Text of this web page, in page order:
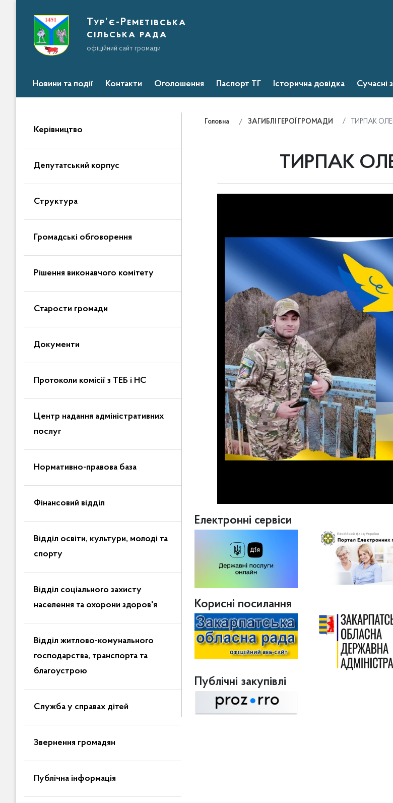
Тур’є-Реметівська
сільська рада
офіційний сайт громади
Новини та події Контакти Оголошення Паспорт ТГ Історична довідка Сучасні
Керівництво
Депутатський корпус
Структура
Громадські обговорення
Рішення виконавчого комітету
Старости громади
Документи
Протоколи комісії з ТЕБ і НС
Центр надання адміністративних
послуг
Нормативно-правова база
Фінансовий відділ
Відділ освіти, культури, молоді та
спорту
Відділ соціального захисту
населення та охорони здоров'я
Відділ житлово-комунального
господарства, транспорта та
благоустрою
Служба у справах дітей
Звернення громадян
Публічна інформація
Головна ЗАГИБЛІ ГЕРОЇ ГРОМАДИ ТИРПАК
ТИРПАК
Електронні сервіси
Корисні посилання
Публічні закупівлі